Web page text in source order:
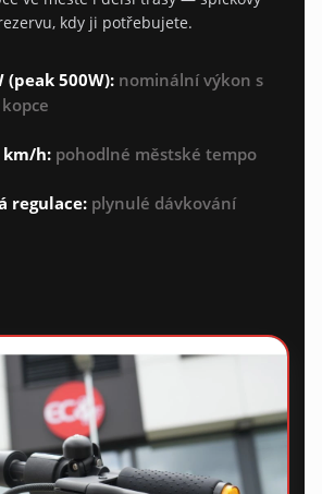
kdy ji potřebujete.
(peak 500W): nominální výkon s
km/h: pohodlné městské tempo
regulace: plynulé dávkování